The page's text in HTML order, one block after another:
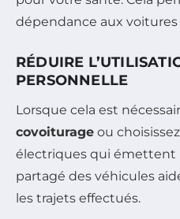
dépendance aux
RÉDUIRE
PERSONNELLE
Lorsque cela est
covoiturage ou
électriques qui émettent
partagé des véhicules
les trajets effectués.